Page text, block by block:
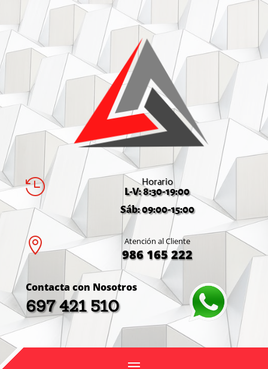
 Horario
L-V: 8:30-19:00
Sáb: 09:00-15:00
 Atención al Cliente
986 165 222
Contacta con Nosotros
697 421 510